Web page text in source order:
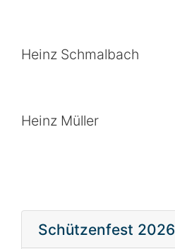
Heinz Schmalbach
Heinz Müller
Schützenfest 2026